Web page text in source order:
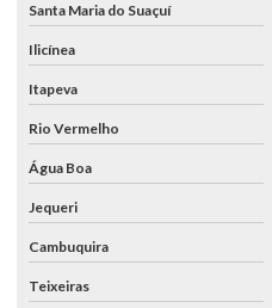
Santa Maria do Suaçuí
Ilicínea
Itapeva
Rio Vermelho
Água Boa
Jequeri
Cambuquira
Teixeiras